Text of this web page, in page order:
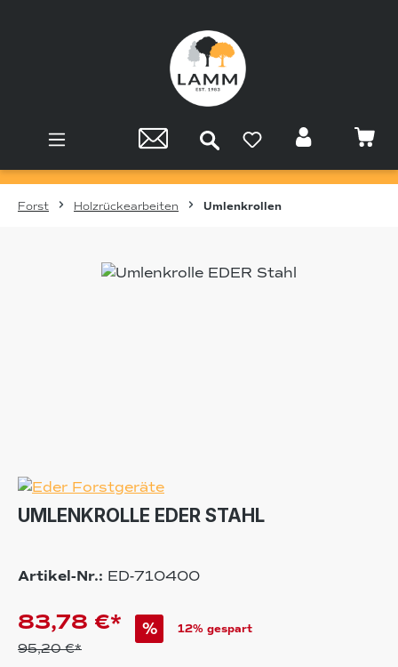
Forst Holzrückearbeiten Umlenkrollen
Bildergalerie überspringen
UMLENKROLLE EDER STAHL
Artikel-Nr.: ED-710400
83,78 €*
95,20 €*
% 12% gespart